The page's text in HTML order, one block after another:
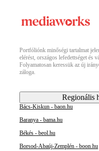
Portfóliónk minőségi tartalmat
elérést, országos lefedettséget és
Folyamatosan keressük az új
záloga.
Regionális
Bács-Kiskun - baon.hu
Baranya - bama.hu
Békés - beol.hu
Borsod-Abaúj-Zemplén - boon.hu